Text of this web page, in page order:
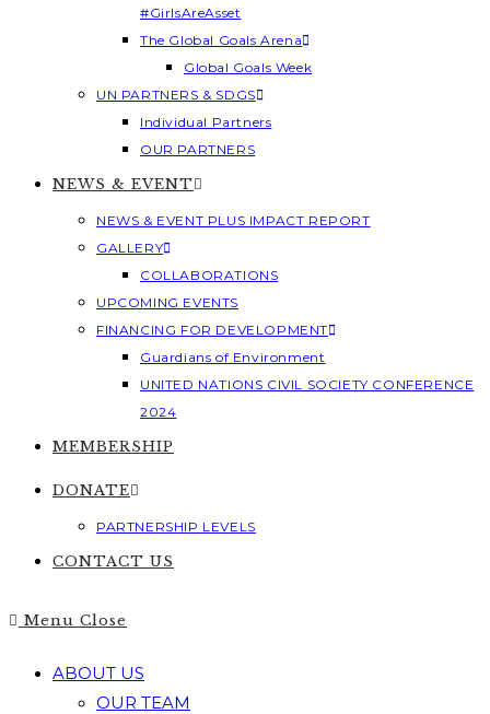
#GirlsAreAsset
The Global Goals Arena
Global Goals Week
UN PARTNERS & SDGS
Individual Partners
OUR PARTNERS
NEWS & EVENT
NEWS & EVENT PLUS IMPACT REPORT
GALLERY
COLLABORATIONS
UPCOMING EVENTS
FINANCING FOR DEVELOPMENT
Guardians of Environment
UNITED NATIONS CIVIL SOCIETY CONFERENCE
2024
MEMBERSHIP
DONATE
PARTNERSHIP LEVELS
CONTACT US
Menu Close
ABOUT US
OUR TEAM